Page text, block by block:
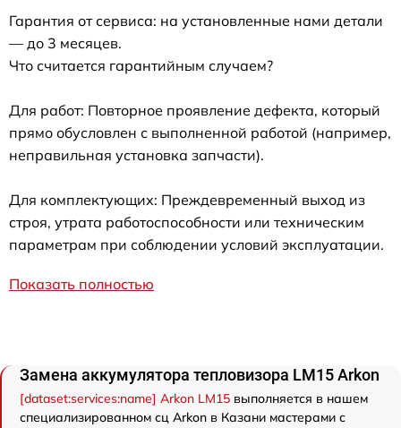
Гарантия от сервиса: на установленные нами детали
— до 3 месяцев.
Что считается гарантийным случаем?
Для работ: Повторное проявление дефекта, который
прямо обусловлен с выполненной работой (например,
неправильная установка запчасти).
Для комплектующих: Преждевременный выход из
строя, утрата работоспособности или техническим
параметрам при соблюдении условий эксплуатации.
Показать полностью
Замена аккумулятора тепловизора LM15 Arkon
[dataset:services:name] Arkon LM15 выполняется в нашем
специализированном сц Arkon в Казани мастерами с